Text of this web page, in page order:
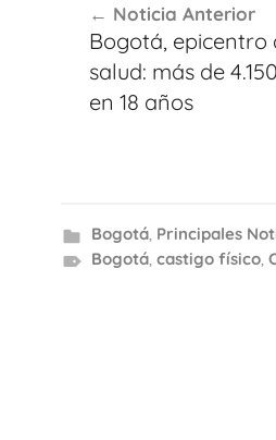
de
entradas
Noticia Anterior
Bogotá, epicentro
salud: más de
en 18 años
Bogotá, Principales
Bogotá, castigo físico,